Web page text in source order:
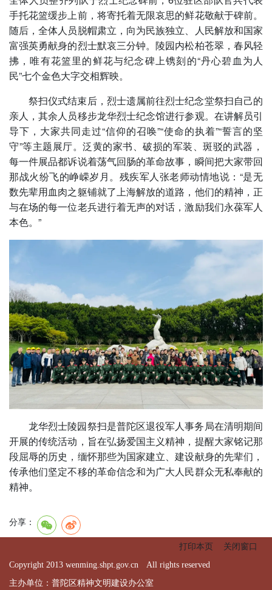
手托花篮缓步上前，将寄托着无限哀思的鲜花敬献于碑前。
随后，全体人员脱帽肃立，向为民族独立、人民解放和国家
富强英勇献身的烈士默哀三分钟。陵园内松柏苍翠，春风轻
拂，唯有花篮里的鲜花与纪念碑上镌刻的“丹心碧血为人
民”七个金色大字交相辉映。
祭扫仪式结束后，烈士遗属前往烈士纪念堂祭扫自己的
亲人，其余人员移步龙华烈士纪念馆进行参观。在讲解员引
导下，大家共同走过“信仰的召唤”“使命的执着”“誓言的坚
守”等主题展厅。泛黄的家书、破损的军装、斑驳的武器，
每一件展品都诉说着荡气回肠的革命故事，瞬间把大家带回
那战火纷飞的峥嵘岁月。残疾军人张老师动情地说：“是无
数先辈用血肉之躯铺就了上海解放的道路，他们的精神，正
与在场的每一位老兵进行着无声的对话，激励我们永葆军人
本色。”
龙华烈士陵园祭扫是普陀区退役军人事务局在清明期间
开展的传统活动，旨在弘扬爱国主义精神，提醒大家铭记那
段屈辱的历史，缅怀那些为国家建立、建设献身的先辈们，
传承他们坚定不移的革命信念和为广大人民群众无私奉献的
精神。
分享：
打印本页
关闭窗口
Copyright 2013 wenming.shpt.gov.cn All rights reserved
主办单位：普陀区精神文明建设办公室